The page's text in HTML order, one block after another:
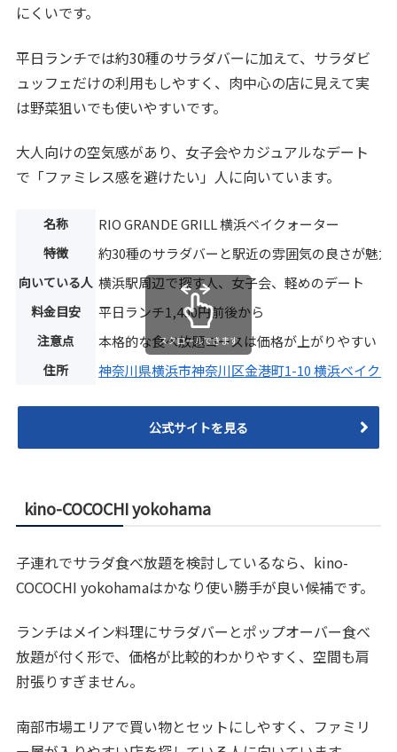
にくいです。
平日ランチでは約30種のサラダバーに加えて、サラダビ
ュッフェだけの利用もしやすく、肉中心の店に見えて実
は野菜狙いでも使いやすいです。
大人向けの空気感があり、女子会やカジュアルなデート
で「ファミレス感を避けたい」人に向いています。
名称 RIO GRANDE GRILL 横浜ベイクォーター
特徴 約30種のサラダバーと駅近の雰囲気の良さが魅力
向いている人 横浜駅周辺で探す人、女子会、軽めのデート
料金目安 平日ランチ1,400円前後から
注意点 本格的な食べ放題コースは価格が上がりやすい
住所 神奈川県横浜市神奈川区金港町1-10 横浜ベイク
スクロールできます
公式サイトを見る
kino-COCOCHI yokohama
子連れでサラダ食べ放題を検討しているなら、kino-
COCOCHI yokohamaはかなり使い勝手が良い候補です。
ランチはメイン料理にサラダバーとポップオーバー食べ
放題が付く形で、価格が比較的わかりやすく、空間も肩
肘張りすぎません。
南部市場エリアで買い物とセットにしやすく、ファミリ